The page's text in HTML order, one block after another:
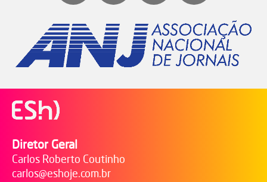
Diretor Geral
Carlos Roberto Coutinho
carlos@eshoje.com.br